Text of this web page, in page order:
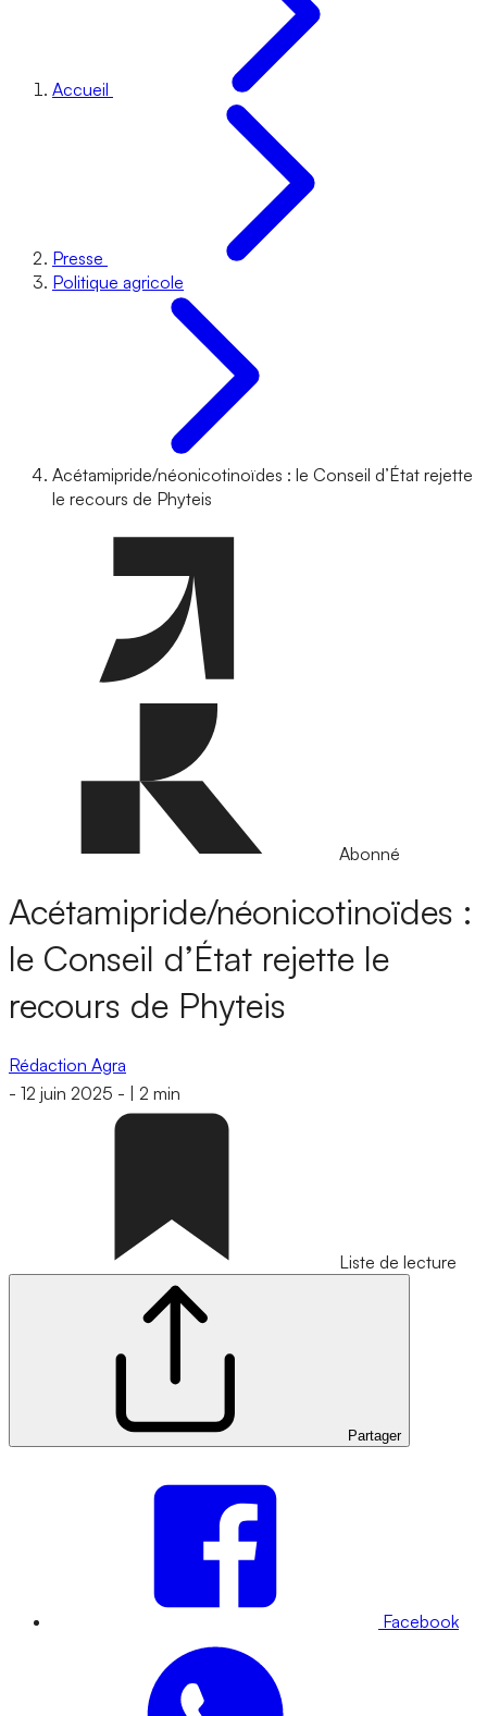
Accueil
Presse
Politique agricole
Acétamipride/néonicotinoïdes : le Conseil d’État rejette
le recours de Phyteis
Abonné
Acétamipride/néonicotinoïdes :
le Conseil d’État rejette le
recours de Phyteis
Rédaction Agra
- 12 juin 2025 - 2 min
Liste de lecture
Partager
Facebook